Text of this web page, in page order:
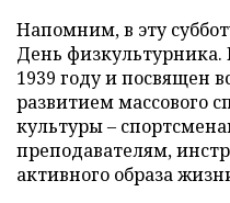
Напомним, в эту
День
1939 году и посвящен
развитием массового
культуры –
преподавателям,
активного образа